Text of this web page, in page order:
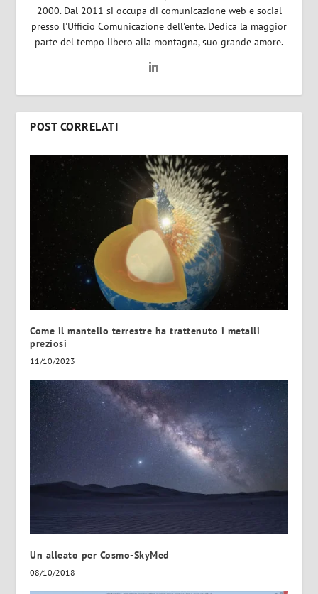
2000. Dal 2011 si occupa di comunicazione web e social
presso l'Ufficio Comunicazione dell'ente. Dedica la maggior
parte del tempo libero alla montagna, suo grande amore.
POST CORRELATI
Come il mantello terrestre ha trattenuto i metalli
preziosi
11/10/2023
Un alleato per Cosmo-SkyMed
08/10/2018